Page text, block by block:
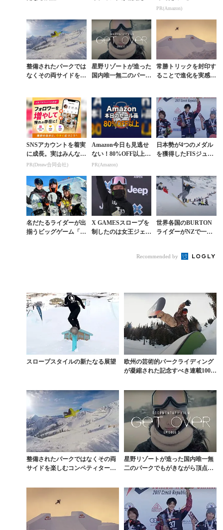
OW」今季...
以上が続々登場！Am
PR(Amazon)
整備されたパークでは
なくその両サイドを楽
星野リゾートが造った
国内唯一無二のパーク
常勝トリックを封印す
ることで進化を実感で
SNSアカウントを着実
に成長。実はみんなコ
コ使ってます。
PR(Dreaw合同会社)
Amazon今日も見逃せ
ない！80%OFF以上が
続々登場
PR(Amazon)
日本勢が4つのメダル
を獲得したFISジュニ
名だたるライダーが出
揃うビッグゲーム「L
X GAMESスロープを
制したのは女王ジェイ
世界各国のBURTON
ライダーがNZで一堂
Recommended by
スロープスタイルの新たなる展望
欧州の芸術的パークライディング
が凝縮された記念すべき連載100回
整備されたパークではなくその両
サイドを楽しむコンペティターの
星野リゾートが造った国内唯一無
二のパークでもがきながら頂点を